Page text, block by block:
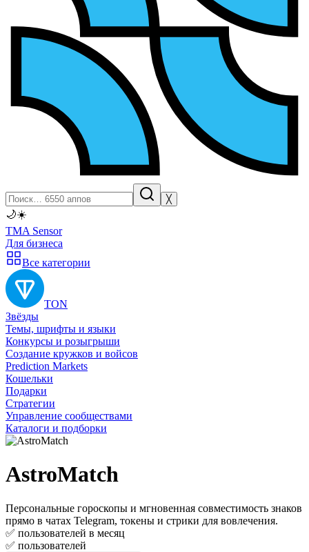
╳
🌙☀️
TMA Sensor
Для бизнеса
Все категории
TON
Звёзды
Темы, шрифты и языки
Конкурсы и розыгрыши
Создание кружков и войсов
Prediction Markets
Кошельки
Подарки
Стратегии
Управление сообществами
Каталоги и подборки
AstroMatch
Персональные гороскопы и мгновенная совместимость знаков
прямо в чатах Telegram, токены и стрики для вовлечения.
✅ пользователей в месяц
✅ пользователей